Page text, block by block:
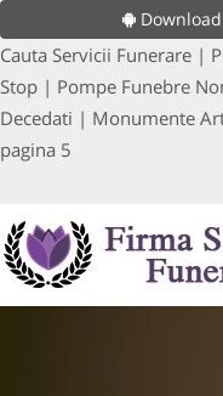
Download
Cauta Servicii Funerare |
Stop | Pompe Funebre
Decedati | Monumente
pagina 5